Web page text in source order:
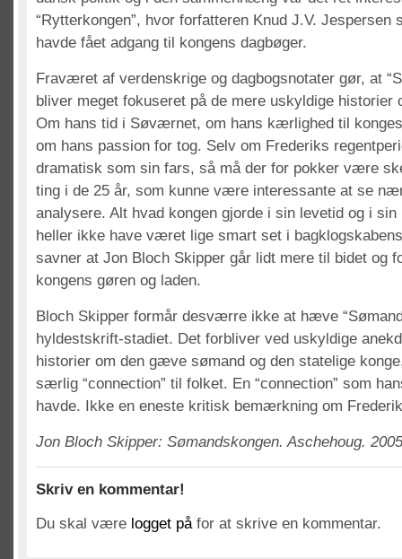
“Rytterkongen”, hvor forfatteren Knud J.V. Jespersen
havde fået adgang til kongens dagbøger.
Fraværet af verdenskrige og dagbogsnotater gør, at
bliver meget fokuseret på de mere uskyldige historier
Om hans tid i Søværnet, om hans kærlighed til
om hans passion for tog. Selv om Frederiks
dramatisk som sin fars, så må der for pokker være
ting i de 25 år, som kunne være interessante at se
analysere. Alt hvad kongen gjorde i sin levetid og i sin
heller ikke have været lige smart set i
savner at Jon Bloch Skipper går lidt mere til bidet og
kongens gøren og laden.
Bloch Skipper formår desværre ikke at hæve
hyldestskrift-stadiet. Det forbliver ved uskyldige
historier om den gæve sømand og den statelige
særlig “connection” til folket. En “connection” som
havde. Ikke en eneste kritisk bemærkning om
Jon Bloch Skipper: Sømandskongen. Aschehoug.
Skriv en kommentar!
Du skal være logget påfor at skrive en kommentar.